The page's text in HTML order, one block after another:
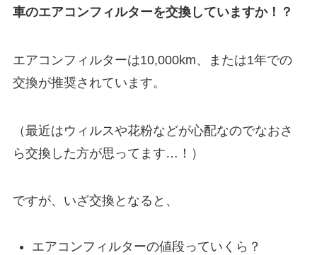
車のエアコンフィルターを交換していますか！？
エアコンフィルターは10,000km、または1年での
交換が推奨されています。
（最近はウィルスや花粉などが心配なのでなおさ
ら交換した方が思ってます…！）
ですが、いざ交換となると、
エアコンフィルターの値段っていくら？